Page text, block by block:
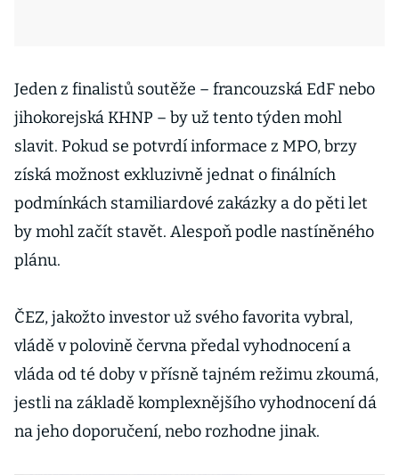
Jeden z finalistů soutěže – francouzská EdF nebo
jihokorejská KHNP – by už tento týden mohl
slavit. Pokud se potvrdí informace z MPO, brzy
získá možnost exkluzivně jednat o finálních
podmínkách stamiliardové zakázky a do pěti let
by mohl začít stavět. Alespoň podle nastíněného
plánu.
ČEZ, jakožto investor už svého favorita vybral,
vládě v polovině června předal vyhodnocení a
vláda od té doby v přísně tajném režimu zkoumá,
jestli na základě komplexnějšího vyhodnocení dá
na jeho doporučení, nebo rozhodne jinak.